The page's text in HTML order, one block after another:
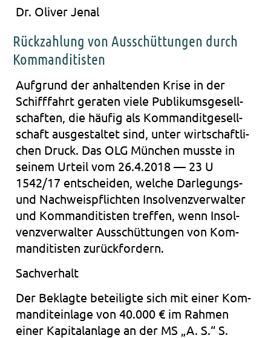
Dr. Oliver Jenal
Rückzahlung von Ausschüttungen durch
Kommanditisten
Auf­grund der anhal­ten­den Krise in der
Schiff­fahrt gera­ten viele Publi­kums­ge­sell­
schaf­ten, die häu­fig als Kom­man­dit­ge­sell­
schaft aus­ge­stal­tet sind, unter wirt­schaft­li­
chen Druck. Das OLG Mün­chen muss­te in
sei­nem Urteil vom 26.4.2018 — 23 U
1542/17 ent­schei­den, wel­che Darlegungs-
und Nach­weis­pflich­ten Insol­venz­ver­wal­ter
und Kom­man­di­tis­ten tref­fen, wenn Insol­
venz­ver­wal­ter Aus­schüt­tun­gen von Kom­
man­di­tis­ten zurück­for­dern.
Sach­ver­halt
Der Beklag­te betei­lig­te sich mit einer Kom­
man­dit­ein­la­ge von 40.000 € im Rah­men
einer Kapi­tal­an­la­ge an der MS „A. S.“ S.